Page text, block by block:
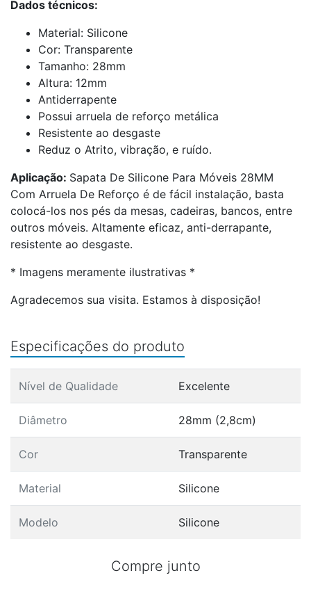
Dados técnicos:
Material: Silicone
Cor: Transparente
Tamanho: 28mm
Altura: 12mm
Antiderrapente
Possui arruela de reforço metálica
Resistente ao desgaste
Reduz o Atrito, vibração, e ruído.
Aplicação: Sapata De Silicone Para Móveis 28MM
Com Arruela De Reforço é de fácil instalação, basta
colocá-los nos pés da mesas, cadeiras, bancos, entre
outros móveis. Altamente eficaz, anti-derrapante,
resistente ao desgaste.
* Imagens meramente ilustrativas *
Agradecemos sua visita. Estamos à disposição!
Especificações do produto
Nível de Qualidade Excelente
Diâmetro 28mm (2,8cm)
Cor Transparente
Material Silicone
Modelo Silicone
Compre junto